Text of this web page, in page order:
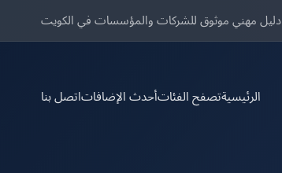
دليل مهني موثوق للشركات والمؤسسات في الكويت
الرئيسيةتصفح الفئاتأحدث الإضافاتاتصل بنا